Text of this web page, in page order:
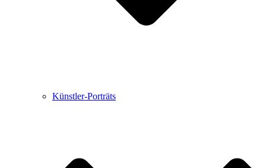
Künstler-Porträts